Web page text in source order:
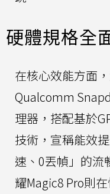
硬體規格全
在核心效能方面
Qualcomm
理器，搭配基於
技術，宣稱能效
速、0丟幀」的流
耀Magic8 Pro則